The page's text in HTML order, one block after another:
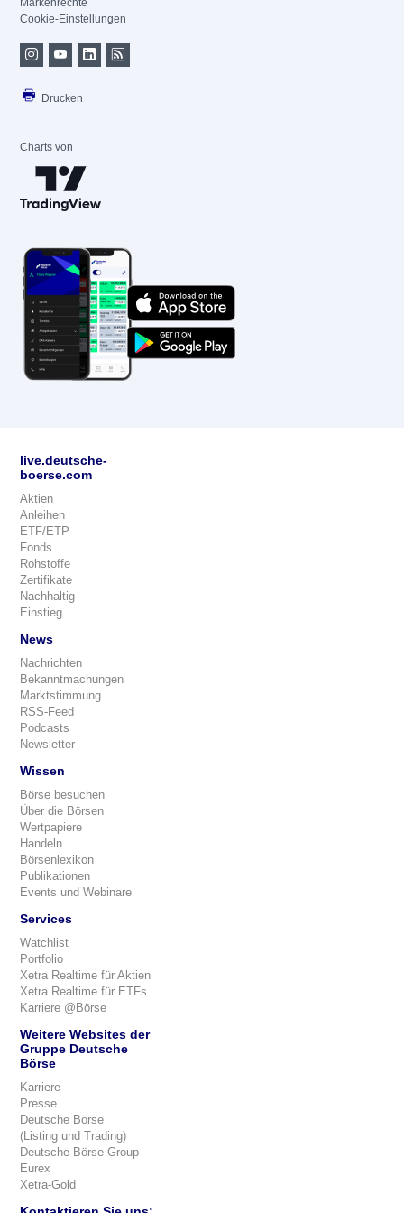
Markenrechte
Cookie-Einstellungen
Drucken
Charts von
live.deutsche-
boerse.com
Aktien
Anleihen
ETF/ETP
Fonds
Rohstoffe
Zertifikate
Nachhaltig
Einstieg
News
Nachrichten
Bekanntmachungen
Marktstimmung
RSS-Feed
Podcasts
Newsletter
Wissen
Börse besuchen
Über die Börsen
Wertpapiere
Handeln
Börsenlexikon
Publikationen
Events und Webinare
Services
Watchlist
Portfolio
Xetra Realtime für Aktien
Xetra Realtime für ETFs
Karriere @Börse
Weitere Websites der
Gruppe Deutsche
Börse
Karriere
Presse
Deutsche Börse
(Listing und Trading)
Deutsche Börse Group
Eurex
Xetra-Gold